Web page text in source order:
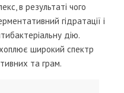
в результаті чого
гідратації і
дію.
широкий спектр
та грам.